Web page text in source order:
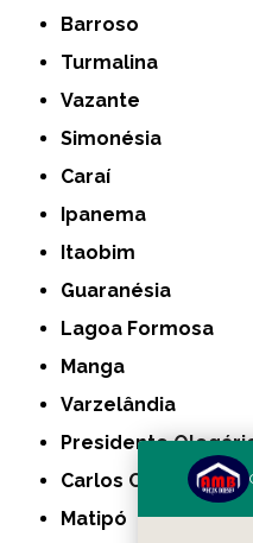
Barroso
Turmalina
Vazante
Simonésia
Caraí
Ipanema
Itaobim
Guaranésia
Lagoa Formosa
Manga
Varzelândia
Presidente
Carlos Chagas
Matipó